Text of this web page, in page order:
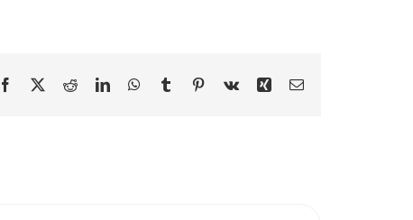
Facebook
TwitterRedditLinkedInWhatsApp
Tumblr Pinterest
Vk Xing E-